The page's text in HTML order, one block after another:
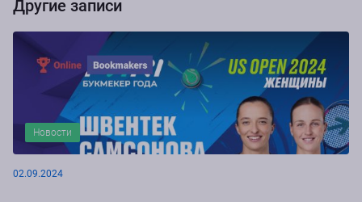
Другие записи
Новости
02.09.2024